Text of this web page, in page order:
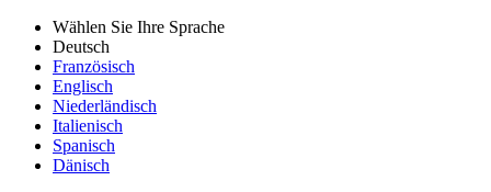
Wählen Sie Ihre Sprache
Deutsch
Französisch
Englisch
Niederländisch
Italienisch
Spanisch
Dänisch